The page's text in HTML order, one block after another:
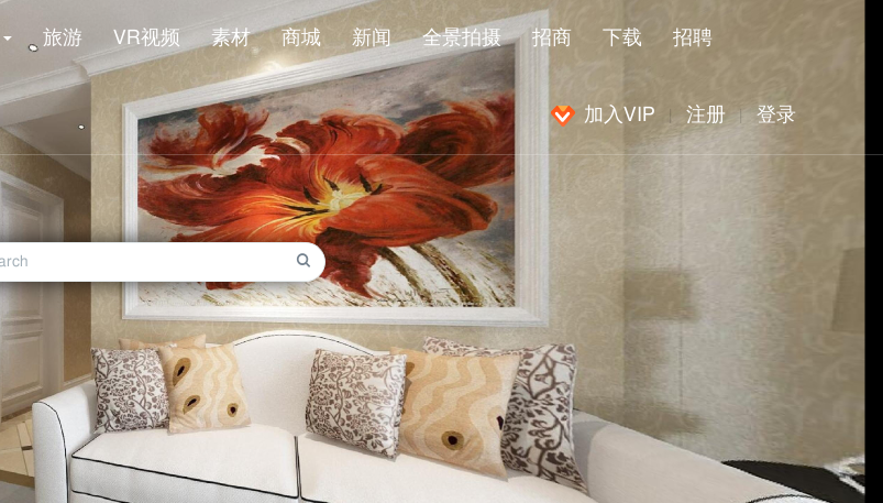
旅游 VR视频 素材 商城 新闻 全景拍摄 招商 下载 招聘
加入VIP 注册 登录